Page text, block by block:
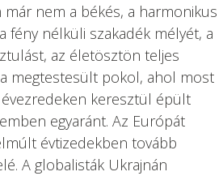
már nem a békés, a harmonikus
fény nélküli szakadék mélyét, a
az életösztön teljes
a megtestesült pokol, ahol most
keresztül épült
egyaránt. Az Európát
évtizedekben tovább
A globalisták Ukrajnán